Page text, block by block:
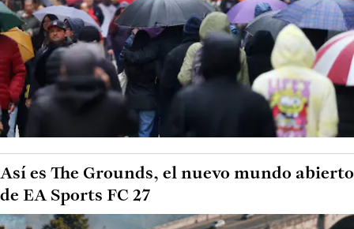
Así es The Grounds, el nuevo mundo abierto
de EA Sports FC 27